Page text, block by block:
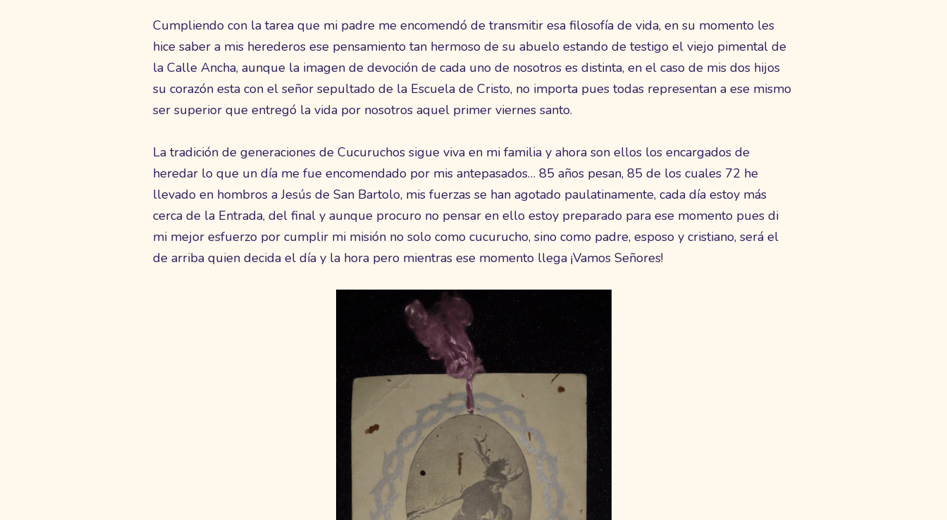
Cumpliendo con la tarea que mi padre me encomendó de transmitir esa filosofía de vida, en su momento les
hice saber a mis herederos ese pensamiento tan hermoso de su abuelo estando de testigo el viejo pimental de
la Calle Ancha, aunque la imagen de devoción de cada uno de nosotros es distinta, en el caso de mis dos hijos
su corazón esta con el señor sepultado de la Escuela de Cristo, no importa pues todas representan a ese mismo
ser superior que entregó la vida por nosotros aquel primer viernes santo.
La tradición de generaciones de Cucuruchos sigue viva en mi familia y ahora son ellos los encargados de
heredar lo que un día me fue encomendado por mis antepasados… 85 años pesan, 85 de los cuales 72 he
llevado en hombros a Jesús de San Bartolo, mis fuerzas se han agotado paulatinamente, cada día estoy más
cerca de la Entrada, del final y aunque procuro no pensar en ello estoy preparado para ese momento pues di
mi mejor esfuerzo por cumplir mi misión no solo como cucurucho, sino como padre, esposo y cristiano, será el
de arriba quien decida el día y la hora pero mientras ese momento llega ¡Vamos Señores!